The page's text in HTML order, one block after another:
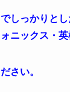
しっかりと
ニックス・英
さい。